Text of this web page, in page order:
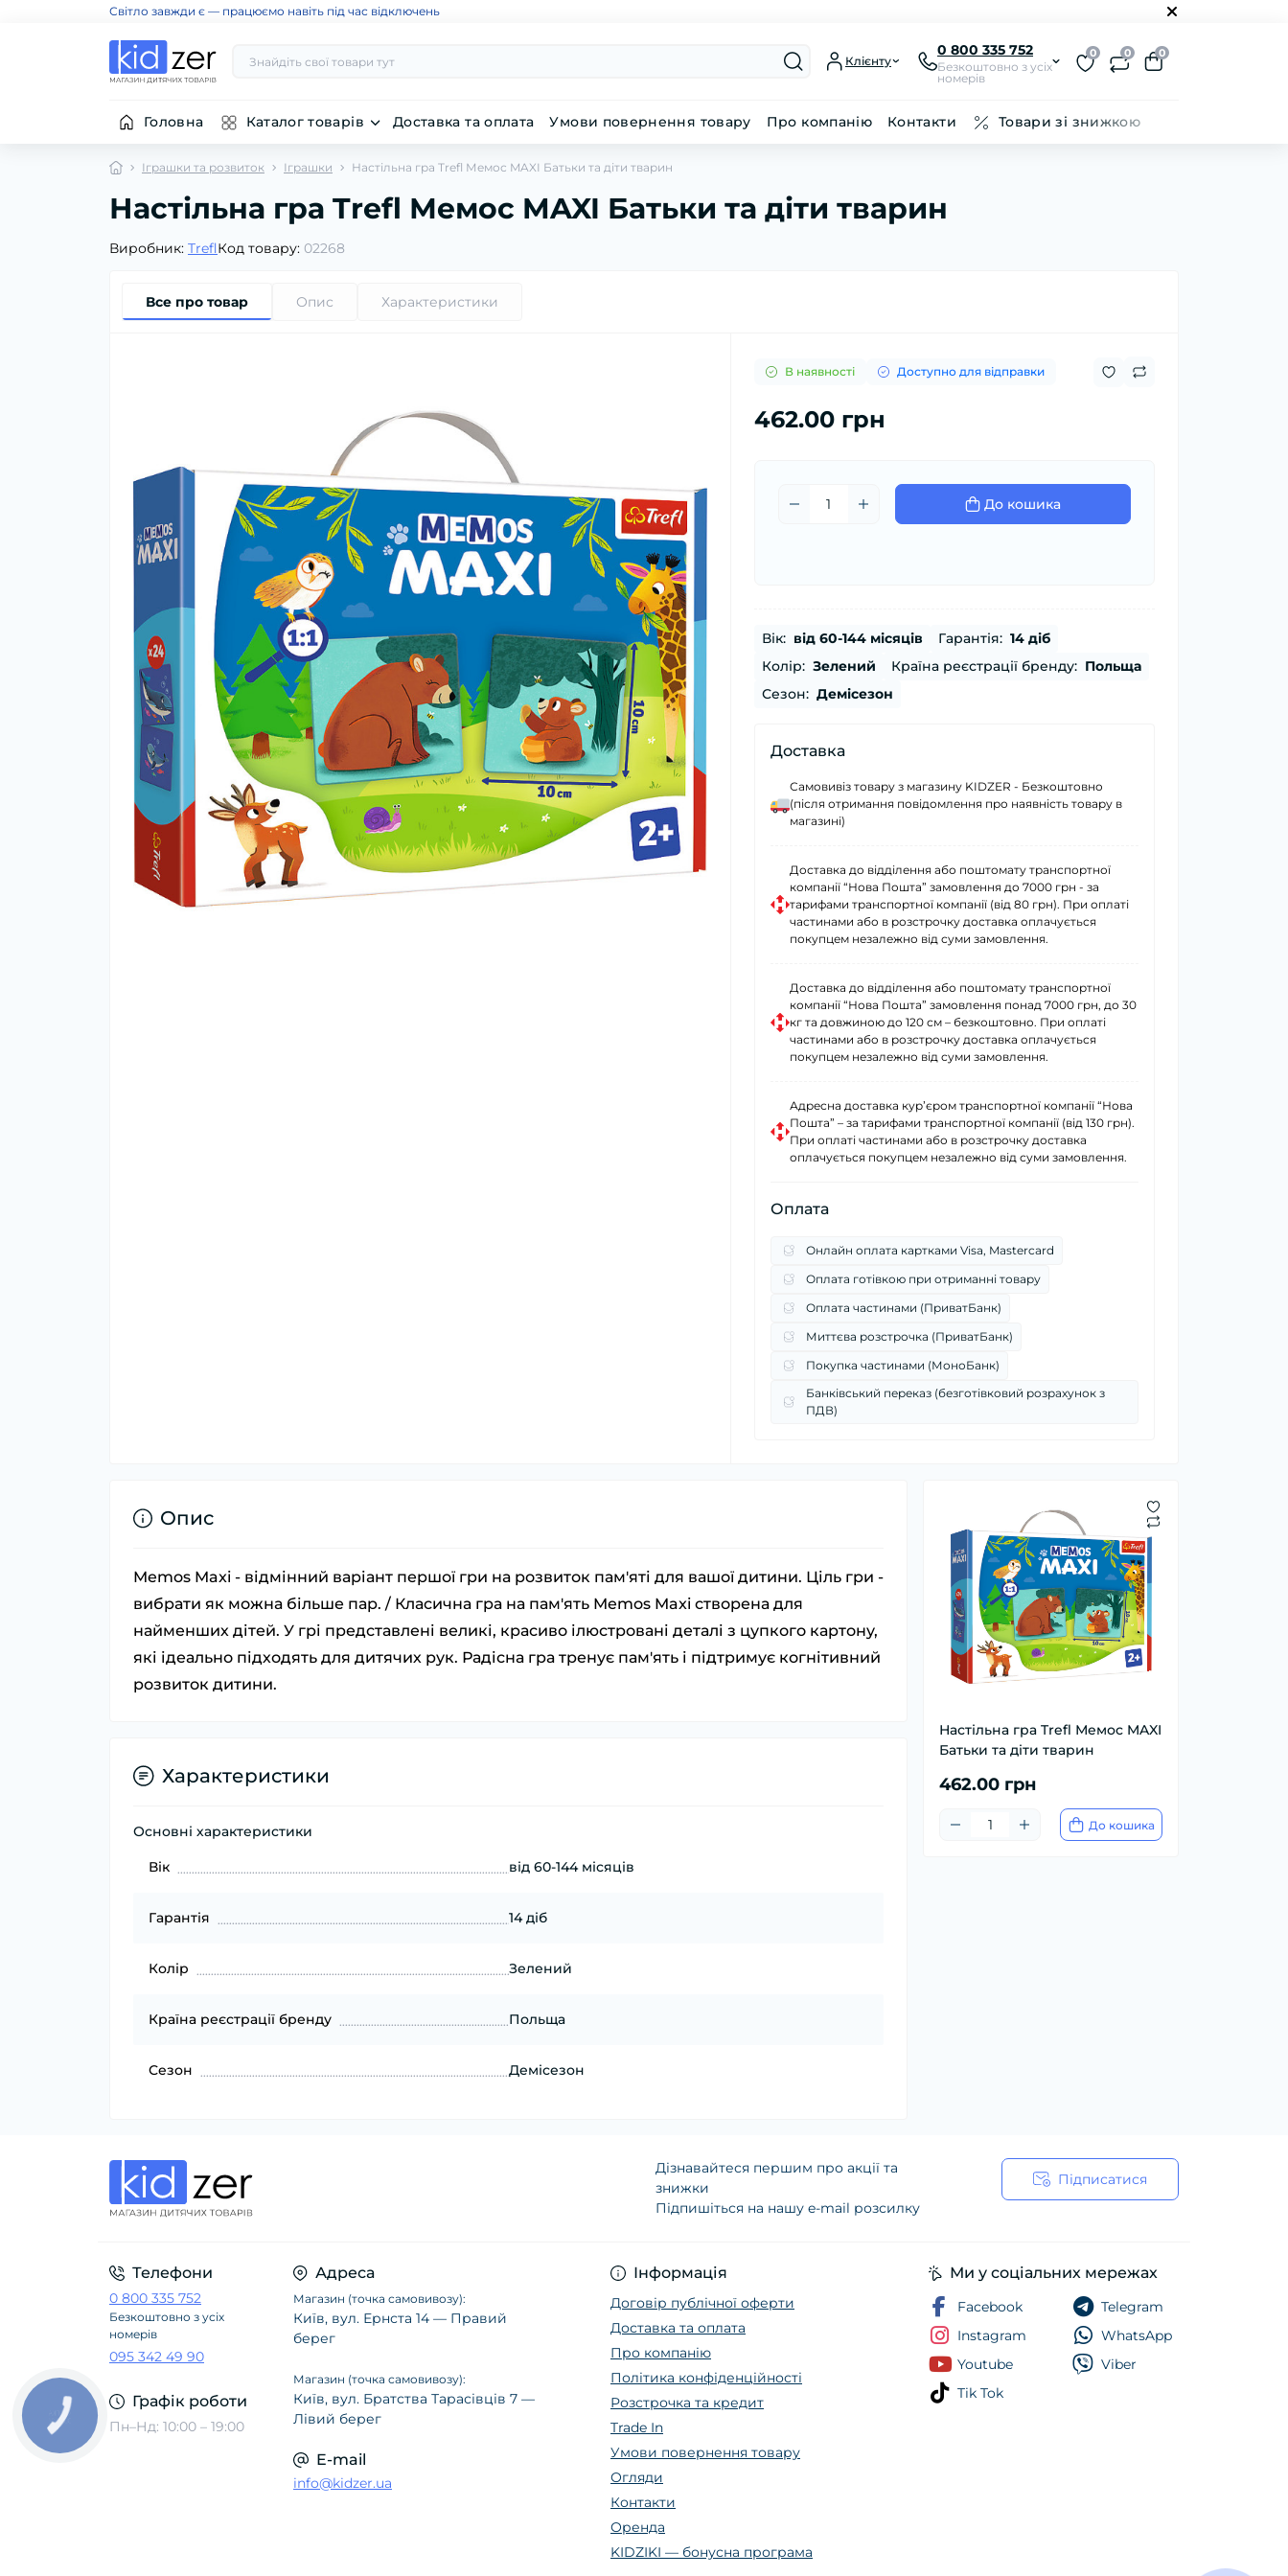
Світло завжди є — працюємо навіть під час відключень
Клієнту
0 800 335 752
Безкоштовно з усіх
номерів
0 0 0
Головна Каталог товарів Доставка та оплата Умови повернення товару Про компанію Контакти Товари зі знижкою
Іграшки та розвиток Іграшки Настільна гра Trefl Мемос MAXI Батьки та діти тварин
Настільна гра Trefl Мемос MAXI Батьки та діти тварин
Виробник: TreflКод товару: 02268
Все про товар Опис Характеристики
В наявності Доступно для відправки
462.00 грн
До кошика
Вік: від 60-144 місяців Гарантія: 14 діб
Колір: Зелений Країна реєстрації бренду: Польща
Сезон: Демісезон
Доставка
Самовивіз товару з магазину KIDZER - Безкоштовно
(після отримання повідомлення про наявність товару в
магазині)
Доставка до відділення або поштомату транспортної
компанії “Нова Пошта” замовлення до 7000 грн - за
тарифами транспортної компанії (від 80 грн). При оплаті
частинами або в розстрочку доставка оплачується
покупцем незалежно від суми замовлення.
Доставка до відділення або поштомату транспортної
компанії “Нова Пошта” замовлення понад 7000 грн, до 30
кг та довжиною до 120 см – безкоштовно. При оплаті
частинами або в розстрочку доставка оплачується
покупцем незалежно від суми замовлення.
Адресна доставка курʼєром транспортної компанії “Нова
Пошта” – за тарифами транспортної компанії (від 130 грн).
При оплаті частинами або в розстрочку доставка
оплачується покупцем незалежно від суми замовлення.
Оплата
Онлайн оплата картками Visa, Mastercard
Оплата готівкою при отриманні товару
Оплата частинами (ПриватБанк)
Миттєва розстрочка (ПриватБанк)
Покупка частинами (МоноБанк)
Банківський переказ (безготівковий розрахунок з
ПДВ)
Настільна гра Trefl Мемос MAXI
Батьки та діти тварин
462.00 грн
До кошика
Опис
Memos Maxi - відмінний варіант першої гри на розвиток пам'яті для вашої дитини. Ціль гри -
вибрати як можна більше пар. / Класична гра на пам'ять Memos Maxi створена для
найменших дітей. У грі представлені великі, красиво ілюстровані деталі з цупкого картону,
які ідеально підходять для дитячих рук. Радісна гра тренує пам'ять і підтримує когнітивний
розвиток дитини.
Характеристики
Основні характеристики
Вік від 60-144 місяців
Гарантія 14 діб
Колір Зелений
Країна реєстрації бренду Польща
Сезон Демісезон
Дізнавайтеся першим про акції та
знижки
Підпишіться на нашу e-mail розсилку
Підписатися
Політика конфіденційності
Телефони
0 800 335 752
Безкоштовно з усіх
номерів
095 342 49 90
Графік роботи
Пн–Нд: 10:00 – 19:00
Адреса
Магазин (точка самовивозу):
Київ, вул. Ернста 14 — Правий
берег
Магазин (точка самовивозу):
Київ, вул. Братства Тарасівців 7 —
Лівий берег
E-mail
info@kidzer.ua
Інформація
Договір публічної оферти
Доставка та оплата
Про компанію
Політика конфіденційності
Розстрочка та кредит
Trade In
Умови повернення товару
Огляди
Контакти
Оренда
KIDZIKI — бонусна програма
Ми у соціальних мережах
Facebook
Instagram
Youtube
Tik Tok
Telegram
WhatsApp
Viber